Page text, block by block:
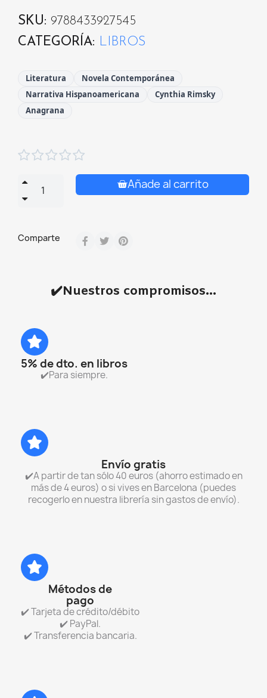
SKU
9788433927545
CATEGORÍA
LIBROS
Literatura
Novela Contemporánea
Narrativa Hispanoamericana
Cynthia Rimsky
Anagrana

Añade al carrito
Comparte
✔️Nuestros compromisos...
5% de dto. en libros
✔️Para siempre.
Envío gratis
✔️A partir de tan sólo 40 euros (ahorro estimado en
más de 4 euros) o si vives en Barcelona (puedes
recogerlo en nuestra librería sin gastos de envío).
Métodos de
pago
✔️ Tarjeta de crédito/débito
✔️ PayPal.
✔️ Transferencia bancaria.